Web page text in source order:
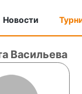
Новости
Васильева